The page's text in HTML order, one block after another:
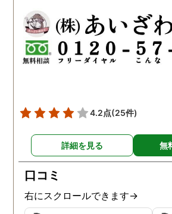
4.2点(25件)
詳細を見る 無
口コミ
右にスクロールできます→